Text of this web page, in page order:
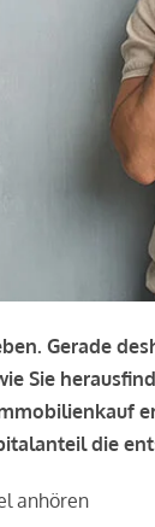
Gerade
Sie
die
anhören